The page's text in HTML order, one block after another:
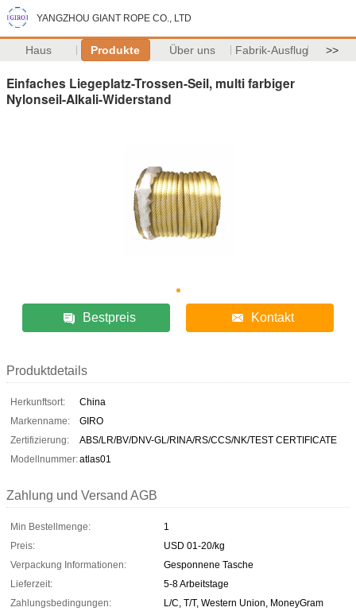
YANGZHOU GIANT ROPE CO., LTD
Haus Produkte Über uns Fabrik-Ausflug >>
Einfaches Liegeplatz-Trossen-Seil, multi farbiger
Nylonseil-Alkali-Widerstand
Bestpreis Kontakt
Produktdetails
Herkunftsort:
China
Markenname:
GIRO
Zertifizierung:
ABS/LR/BV/DNV-GL/RINA/RS/CCS/NK/TEST CERTIFICATE
Modellnummer:atlas01
Zahlung und Versand AGB
Min Bestellmenge:
1
Preis:
USD 01-20/kg
Verpackung Informationen:
Gesponnene Tasche
Lieferzeit:
5-8 Arbeitstage
Zahlungsbedingungen:
L/C, T/T, Western Union, MoneyGram